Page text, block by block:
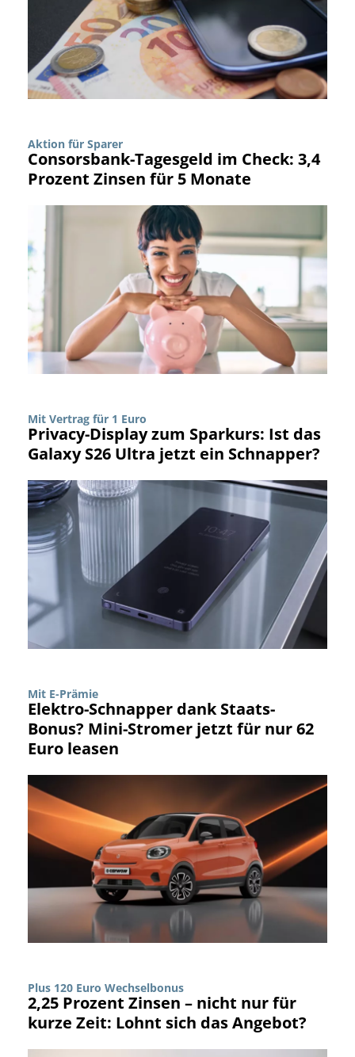
Aktion für Sparer
Consorsbank-Tagesgeld im Check: 3,4
Prozent Zinsen für 5 Monate
Mit Vertrag für 1 Euro
Privacy-Display zum Sparkurs: Ist das
Galaxy S26 Ultra jetzt ein Schnapper?
Mit E-Prämie
Elektro-Schnapper dank Staats-
Bonus? Mini-Stromer jetzt für nur 62
Euro leasen
Plus 120 Euro Wechselbonus
2,25 Prozent Zinsen – nicht nur für
kurze Zeit: Lohnt sich das Angebot?